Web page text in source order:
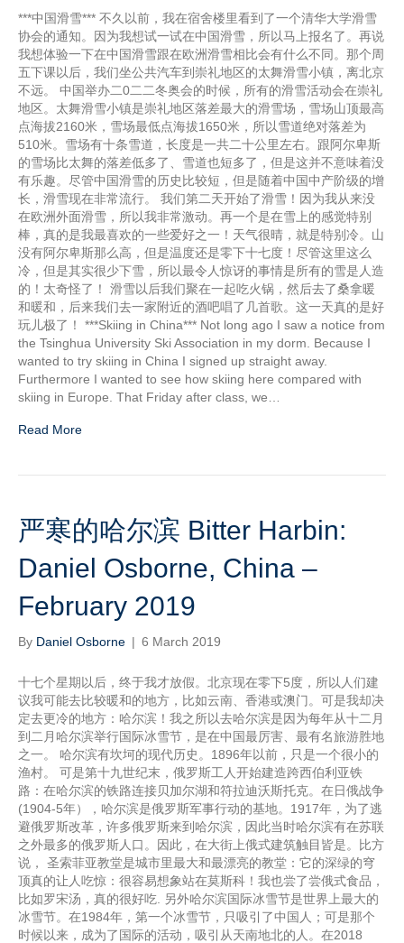
***中国滑雪*** 不久以前，我在宿舍楼里看到了一个清华大学滑雪
协会的通知。因为我想试一试在中国滑雪，所以马上报名了。再说
我想体验一下在中国滑雪跟在欧洲滑雪相比会有什么不同。那个周
五下课以后，我们坐公共汽车到崇礼地区的太舞滑雪小镇，离北京
不远。 中国举办二0二二冬奥会的时候，所有的滑雪活动会在崇礼
地区。太舞滑雪小镇是崇礼地区落差最大的滑雪场，雪场山顶最高
点海拔2160米，雪场最低点海拔1650米，所以雪道绝对落差为
510米。雪场有十条雪道，长度是一共二十公里左右。跟阿尔卑斯
的雪场比太舞的落差低多了、雪道也短多了，但是这并不意味着没
有乐趣。尽管中国滑雪的历史比较短，但是随着中国中产阶级的增
长，滑雪现在非常流行。 我们第二天开始了滑雪！因为我从来没
在欧洲外面滑雪，所以我非常激动。再一个是在雪上的感觉特别
棒，真的是我最喜欢的一些爱好之一！天气很晴，就是特别冷。山
没有阿尔卑斯那么高，但是温度还是零下十七度！尽管这里这么
冷，但是其实很少下雪，所以最令人惊讶的事情是所有的雪是人造
的！太奇怪了！ 滑雪以后我们聚在一起吃火锅，然后去了桑拿暖
和暖和，后来我们去一家附近的酒吧唱了几首歌。这一天真的是好
玩儿极了！ ***Skiing in China*** Not long ago I saw a notice from
the Tsinghua University Ski Association in my dorm. Because I
wanted to try skiing in China I signed up straight away.
Furthermore I wanted to see how skiing here compared with
skiing in Europe. That Friday after class, we…
Read More
严寒的哈尔滨 Bitter Harbin:
Daniel Osborne, China –
February 2019
By Daniel Osborne | 6 March 2019
十七个星期以后，终于我才放假。北京现在零下5度，所以人们建
议我可能去比较暖和的地方，比如云南、香港或澳门。可是我却决
定去更冷的地方：哈尔滨！我之所以去哈尔滨是因为每年从十二月
到二月哈尔滨举行国际冰雪节，是在中国最厉害、最有名旅游胜地
之一。 哈尔滨有坎坷的现代历史。1896年以前，只是一个很小的
渔村。 可是第十九世纪末，俄罗斯工人开始建造跨西伯利亚铁
路：在哈尔滨的铁路连接贝加尔湖和符拉迪沃斯托克。在日俄战争
(1904-5年），哈尔滨是俄罗斯军事行动的基地。1917年，为了逃
避俄罗斯改革，许多俄罗斯来到哈尔滨，因此当时哈尔滨有在苏联
之外最多的俄罗斯人口。因此，在大街上俄式建筑触目皆是。比方
说， 圣索菲亚教堂是城市里最大和最漂亮的教堂：它的深绿的穹
顶真的让人吃惊：很容易想象站在莫斯科！我也尝了尝俄式食品，
比如罗宋汤，真的很好吃. 另外哈尔滨国际冰雪节是世界上最大的
冰雪节。在1984年，第一个冰雪节，只吸引了中国人；可是那个
时候以来，成为了国际的活动，吸引从天南地北的人。在2018